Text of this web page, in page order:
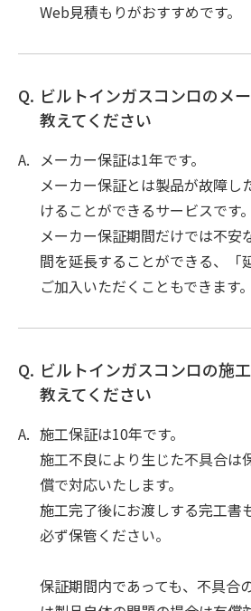
Web見積もりがおすすめです。
ビルトインガスコンロのメ
教えてください
メーカー保証は1年です。
メーカー保証とは製品が故障し
けることができるサービスです。
メーカー保証期間だけでは不安
間を延長することができる、「
ご加入いただくこともできます。
ビルトインガスコンロの施
教えてください
施工保証は10年です。
施工不良により生じた不具合は
償で対応いたします。
施工完了後にお渡しする完工書
必ず保管ください。
保証期間内であっても、不具合